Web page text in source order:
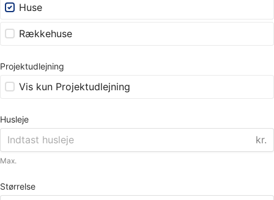
Huse
Rækkehuse
Projektudlejning
Vis kun Projektudlejning
Husleje
kr.
Max.
Størrelse